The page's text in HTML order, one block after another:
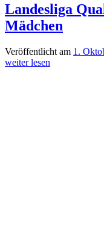
Landesliga
Mädchen
Veröffentlicht am 1.
weiter lesen